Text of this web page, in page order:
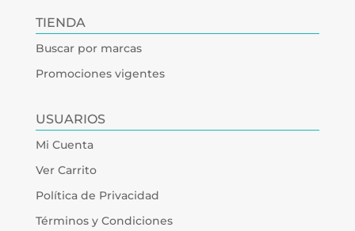
TIENDA
Buscar por marcas
Promociones vigentes
USUARIOS
Mi Cuenta
Ver Carrito
Política de Privacidad
Términos y Condiciones